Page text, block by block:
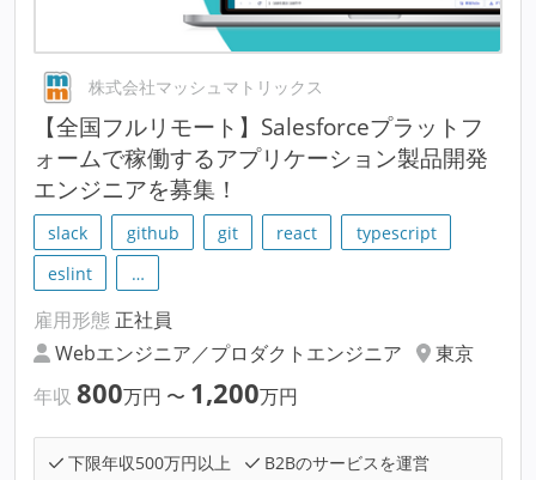
株式会社マッシュマトリックス
【全国フルリモート】Salesforceプラットフ
ォームで稼働するアプリケーション製品開発
エンジニアを募集！
slack github git react
typescript
eslint
…
雇用形態 正社員
Webエンジニア／プロダクトエンジニア
東京
年収 800万円 〜 1,200万円
下限年収500万円以上
B2Bのサービスを運営